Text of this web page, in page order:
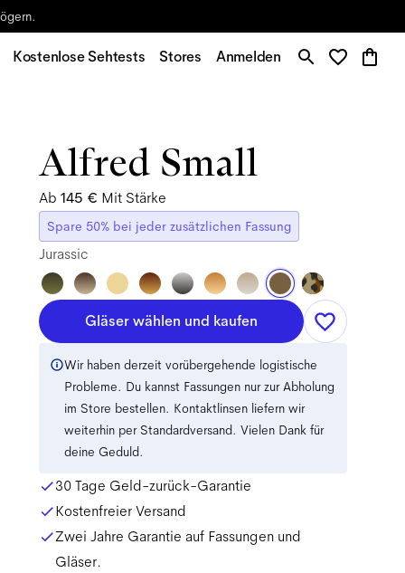
Kostenlose Sehtests Stores Anmelden
Alfred Small
Ab 145 € Mit Stärke
Spare 50% bei jeder zusätzlichen Fassung
Jurassic
Gläser wählen und kaufen
Wir haben derzeit vorübergehende logistische
Probleme. Du kannst Fassungen nur zur Abholung
im Store bestellen. Kontaktlinsen liefern wir
weiterhin per Standardversand. Vielen Dank für
deine Geduld.
30 Tage Geld-zurück-Garantie
Kostenfreier Versand
Zwei Jahre Garantie auf Fassungen und
Gläser.